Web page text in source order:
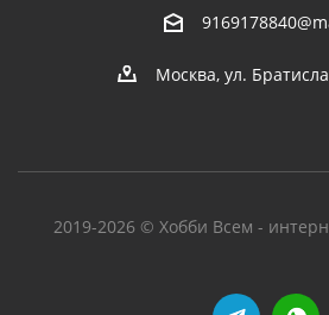
Москва, ул.
2019-2026 © Хобби Всем -